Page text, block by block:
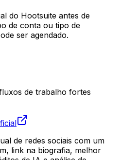
do Hootsuite antes de
de conta ou tipo de
ser agendado.
de trabalho fortes
de redes sociais com um
link na biografia, melhor